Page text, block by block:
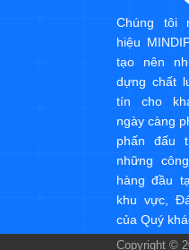
Chúng tôi
hiệu
tạo nên
dựng chất
tín cho
ngày càng
phấn đấu
những
hàng đầu
khu vực,
của Quý
Copyright ©